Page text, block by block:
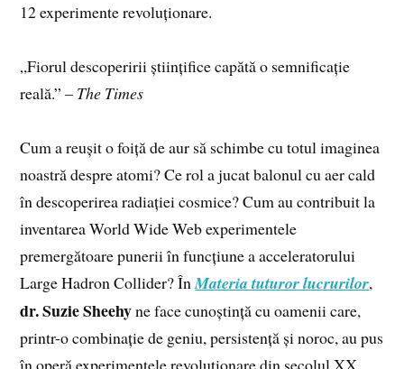
12 experimente revoluționare.
„Fiorul descoperirii științifice capătă o semnificație
reală.” – The Times
Cum a reușit o foiță de aur să schimbe cu totul imaginea
noastră despre atomi? Ce rol a jucat balonul cu aer cald
în descoperirea radiației cosmice? Cum au contribuit la
inventarea World Wide Web experimentele
premergătoare punerii în funcțiune a acceleratorului
Large Hadron Collider? ÎnMateria tuturor lucrurilor,
dr. Suzie Sheehyne face cunoștință cu oamenii care,
printr-o combinație de geniu, persistență și noroc, au pus
în operă experimentele revoluționare din secolul XX